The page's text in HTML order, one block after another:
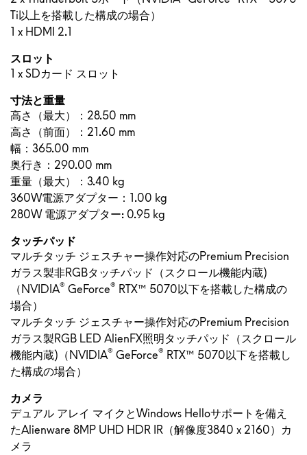
Ti以上を搭載した構成の場合）
1 x HDMI 2.1
スロット
1 x SDカード スロット
寸法と重量
高さ（最大）： 28.50 mm
高さ（前面）： 21.60 mm
幅：365.00 mm
奥行き：290.00 mm
重量（最大）：3.40 kg
360W電源アダプター：1.00 kg
280W 電源アダプター: 0.95 kg
タッチパッド
マルチタッチ ジェスチャー操作対応のPremium Precision
ガラス製非RGBタッチパッド（スクロール機能内蔵)
（NVIDIA® GeForce® RTX™ 5070以下を搭載した構成の
場合）
マルチタッチ ジェスチャー操作対応のPremium Precision
ガラス製RGB LED AlienFX照明タッチパッド（スクロール
機能内蔵)（NVIDIA® GeForce® RTX™ 5070以下を搭載し
た構成の場合）
カメラ
デュアル アレイ マイクとWindows Helloサポートを備え
たAlienware 8MP UHD HDR IR（解像度3840 x 2160）カ
メラ